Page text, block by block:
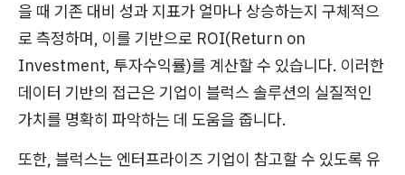
을 때 기존 대비 성과 지표가 얼마나 상승하는지 구체적으
로 측정하며, 이를 기반으로 ROI(Return on
Investment, 투자수익률)를 계산할 수 있습니다. 이러한
데이터 기반의 접근은 기업이 블럭스 솔루션의 실질적인
가치를 명확히 파악하는 데 도움을 줍니다.
또한, 블럭스는 엔터프라이즈 기업이 참고할 수 있도록 유